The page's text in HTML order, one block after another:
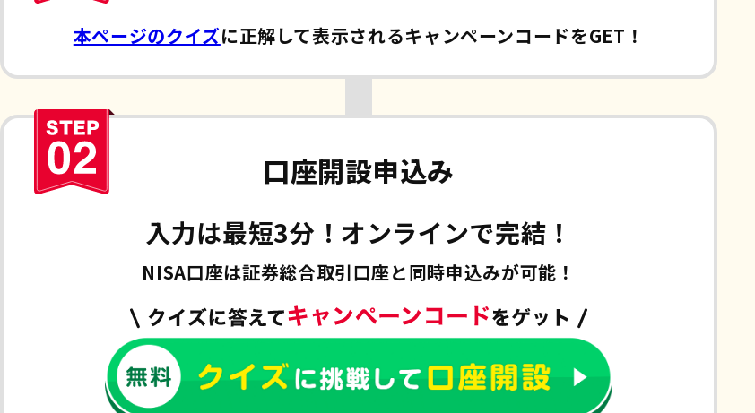
本ページのクイズに正解して表示されるキャンペーンコードをGET！
口座開設申込み
入力は最短3分！ オンラインで完結！
NISA口座は証券総合取引口座と同時申込みが可能！